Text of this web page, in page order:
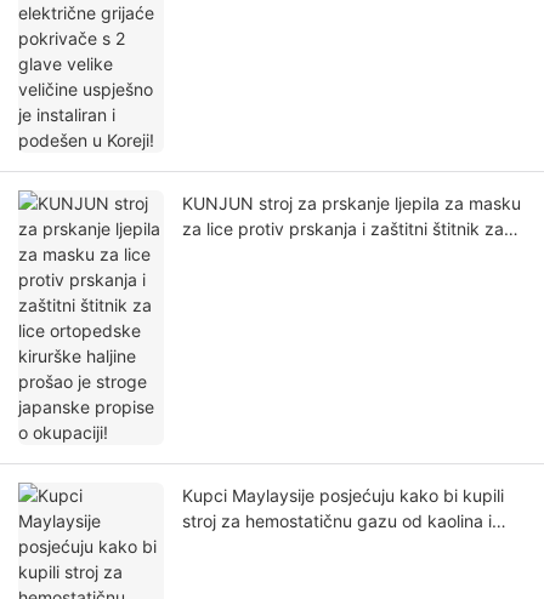
KUNJUN stroj za prskanje ljepila za masku
za lice protiv prskanja i zaštitni štitnik za
Kupci Maylaysije posjećuju kako bi kupili
stroj za hemostatičnu gazu od kaolina i